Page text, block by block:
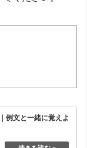
例文と一緒に覚えよ